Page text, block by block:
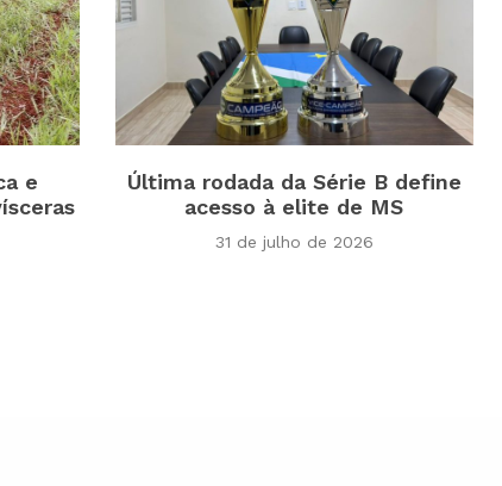
e
Última rodada da Série B define
acesso à elite de MS
31 de julho de 2026